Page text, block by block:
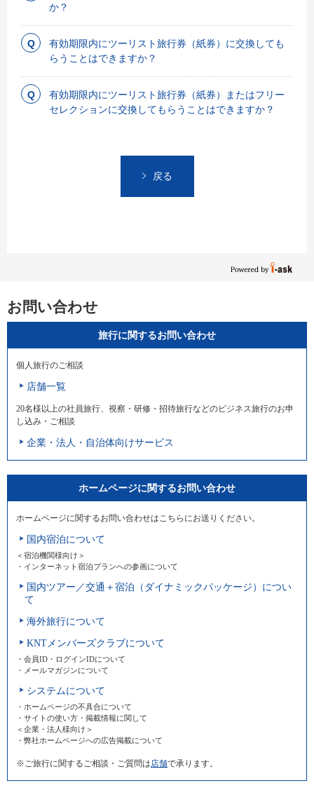
か？
有効期限内にツーリスト旅行券（紙券）に交換しても
らうことはできますか？
有効期限内にツーリスト旅行券（紙券）またはフリー
セレクションに交換してもらうことはできますか？
戻る
お問い合わせ
旅行に関するお問い合わせ
個人旅行のご相談
店舗一覧
20名様以上の社員旅行、視察・研修・招待旅行などのビジネス旅行のお申
し込み・ご相談
企業・法人・自治体向けサービス
ホームページに関するお問い合わせ
ホームページに関するお問い合わせはこちらにお送りください。
国内宿泊について
＜宿泊機関様向け＞
・インターネット宿泊プランへの参画について
国内ツアー／交通＋宿泊（ダイナミックパッケージ）につい
て
海外旅行について
KNTメンバーズクラブについて
・会員ID・ログインIDについて
・メールマガジンについて
システムについて
・ホームページの不具合について
・サイトの使い方・掲載情報に関して
＜企業・法人様向け＞
・弊社ホームページへの広告掲載について
※ご旅行に関するご相談・ご質問は 店舗で承ります。